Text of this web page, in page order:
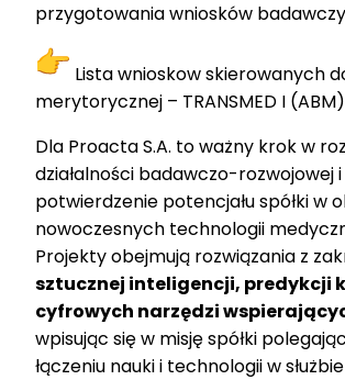
przygotowania wniosków
Lista wnioskow skierowanych
merytorycznej – TRANSMED I (ABM)
Dla Proacta S.A. to ważny krok w
działalności badawczo-rozwojowej i
potwierdzenie potencjału spółki w
nowoczesnych technologii
Projekty obejmują rozwiązania z
sztucznej inteligencji, predykcji
cyfrowych narzędzi
wpisując się w misję spółki
łączeniu nauki i technologii w